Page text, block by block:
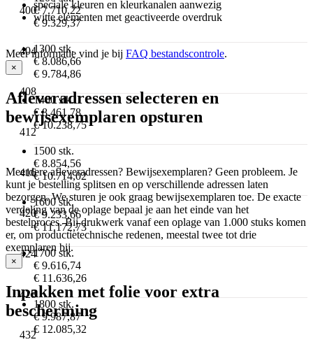
400
404
408
412
416
420
424
428
432
€ 7.710,22
€ 9.329,37
1300 stk.
€ 8.086,66
€ 9.784,86
1400 stk.
€ 8.461,78
€ 10.238,75
1500 stk.
€ 8.854,56
€ 10.714,02
1600 stk.
€ 9.233,66
€ 11.172,73
1700 stk.
€ 9.616,74
€ 11.636,26
1800 stk.
€ 9.987,87
€ 12.085,32
speciale kleuren en kleurkanalen aanwezig
witte elementen met geactiveerde overdruk
Meer informatie vind je bij FAQ bestandscontrole.
×
Afleveradressen selecteren en
bewijsexemplaren opsturen
Meerdere afleveradressen? Bewijsexemplaren? Geen probleem. Je
kunt je bestelling splitsen en op verschillende adressen laten
bezorgen. We sturen je ook graag bewijsexemplaren toe. De exacte
verdeling van de oplage bepaal je aan het einde van het
bestelproces. Bij drukwerk vanaf een oplage van 1.000 stuks komen
er, om productietechnische redenen, meestal twee tot drie
exemplaren bij.
×
Inpakken met folie voor extra
bescherming